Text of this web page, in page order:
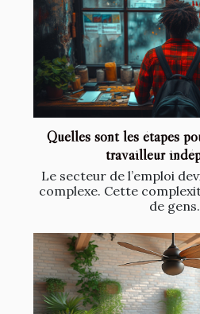
Quelles sont les étapes
travailleur
Le secteur de l’emploi
complexe. Cette
de